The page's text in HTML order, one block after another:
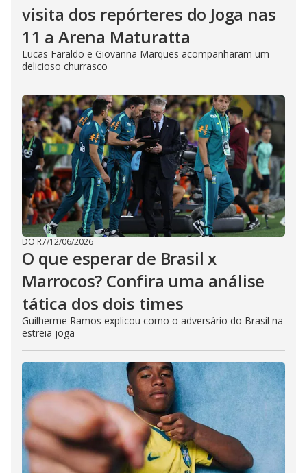
visita dos repórteres do Joga nas
11 a Arena Maturatta
Lucas Faraldo e Giovanna Marques acompanharam um
delicioso churrasco
DO R7/12/06/2026
O que esperar de Brasil x
Marrocos? Confira uma análise
tática dos dois times
Guilherme Ramos explicou como o adversário do Brasil na
estreia joga